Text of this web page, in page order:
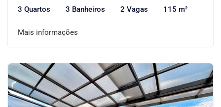
3 Quartos 3 Banheiros 2 Vagas 115 m²
Mais informações